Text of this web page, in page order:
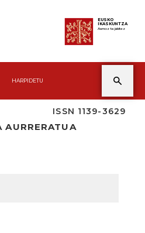
EUSKO
IKASKUNTZA
Asmoz ta jakitez
HARPIDETU
ISSN 1139-3629
AURRERATUA